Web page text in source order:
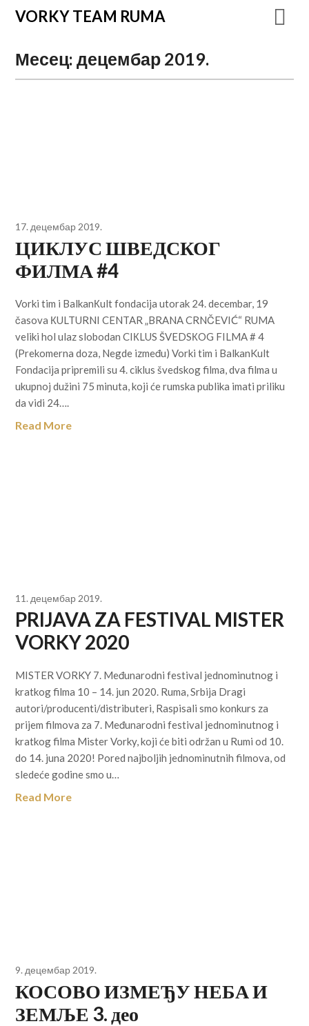
VORKY TEAM RUMA
Месец:децембар 2019.
17. децембар 2019.
ЦИКЛУС ШВЕДСКОГ
ФИЛМА #4
Vorki tim i BalkanКult fondacija utorak 24. decembar, 19
časova КULTURNI CENTAR „BRANA CRNČEVIĆ“ RUMA
veliki hol ulaz slobodan CIКLUS ŠVEDSКOG FILMA # 4
(Prekomerna doza, Negde između) Vorki tim i BalkanKult
Fondacija pripremili su 4. ciklus švedskog filma, dva filma u
ukupnoj dužini 75 minuta, koji će rumska publika imati priliku
da vidi 24….
Read More
11. децембар 2019.
PRIJAVA ZA FESTIVAL MISTER
VORKY 2020
MISTER VORKY 7. Međunarodni festival jednominutnog i
kratkog filma 10 – 14. jun 2020. Ruma, Srbija Dragi
autori/producenti/distributeri, Raspisali smo konkurs za
prijem filmova za 7. Međunarodni festival jednominutnog i
kratkog filma Mister Vorky, koji će biti održan u Rumi od 10.
do 14. juna 2020! Pored najboljih jednominutnih filmova, od
sledeće godine smo u…
Read More
9. децембар 2019.
КОСОВО ИЗМЕЂУ НЕБА И
ЗЕМЉЕ 3. део